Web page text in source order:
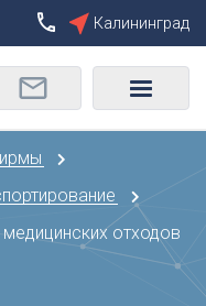
Сбросить
О
Орел
Оренбург
П
Калининград
отходов